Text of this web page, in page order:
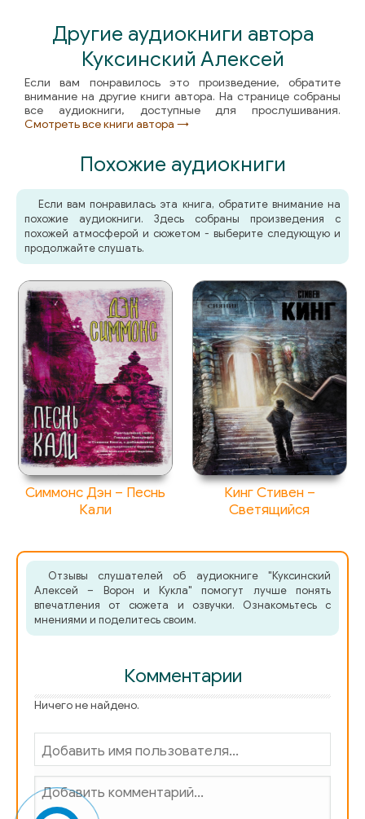
Другие аудиокниги автора
Куксинский Алексей
Если вам понравилось это произведение, обратите
внимание на другие книги автора. На странице собраны
все аудиокниги, доступные для прослушивания.
Смотреть все книги автора →
Похожие аудиокниги
Если вам понравилась эта книга, обратите внимание на
похожие аудиокниги. Здесь собраны произведения с
похожей атмосферой и сюжетом - выберите следующую и
продолжайте слушать.
Симмонс Дэн – Песнь
Кали
Кинг Стивен –
Светящийся
Отзывы слушателей об аудиокниге "Куксинский
Алексей – Ворон и Кукла" помогут лучше понять
впечатления от сюжета и озвучки. Ознакомьтесь с
мнениями и поделитесь своим.
Комментарии
Ничего не найдено.